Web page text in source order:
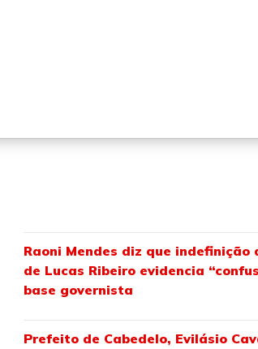
Raoni Mendes diz que indefinição
de Lucas Ribeiro evidencia
base governista
Prefeito de Cabedelo, Evilásio